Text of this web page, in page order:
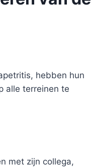
hebben hun
alle terreinen te
met zijn collega,